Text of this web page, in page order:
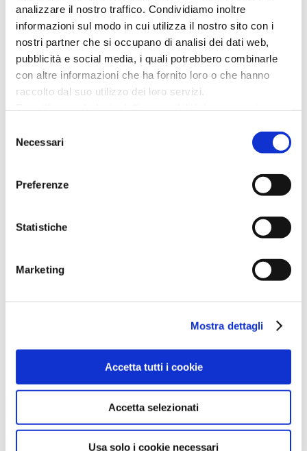
analizzare il nostro traffico. Condividiamo inoltre
informazioni sul modo in cui utilizza il nostro sito con i
nostri partner che si occupano di analisi dei dati web,
pubblicità e social media, i quali potrebbero combinarle
con altre informazioni che ha fornito loro o che hanno
raccolto dal suo utilizzo dei loro servizi.
Per ulteriori informazioni è possibile consultare
Cookie Policy.
delNecessari
Preferenze
Statistiche
Marketing
Mostra dettagli
Accetta tutti i cookie
Accetta selezionati
Usa solo i cookie necessari